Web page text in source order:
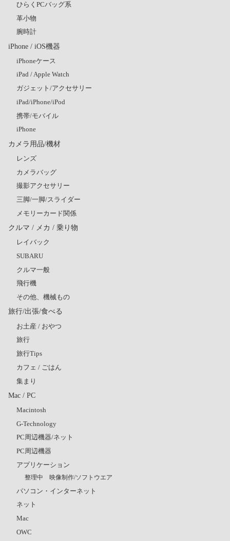
ひらくPCバッグ系
革小物
腕時計
iPhone / iOS機器
iPhoneケース
iPad / Apple Watch
ガジェット/アクセサリー
iPad/iPhone/iPod
携帯/モバイル
iPhone
カメラ用品/機材
レンズ
カメラバッグ
撮影アクセサリー
三脚/一脚/スライダー
メモリーカード関係
クルマ / メカ / 乗り物
レイバック
SUBARU
クルマ一般
飛行機
その他、機械もの
旅行/出張/食べる
お土産 / おやつ
旅行
旅行Tips
カフェ / ごはん
集まり
Mac / PC
Macintosh
G-Technology
PC周辺機器/ネット
PC周辺機器
アプリケーション
整理中 映像制作/ソフトウエア
パソコン・インターネット
ネット
Mac
OWC